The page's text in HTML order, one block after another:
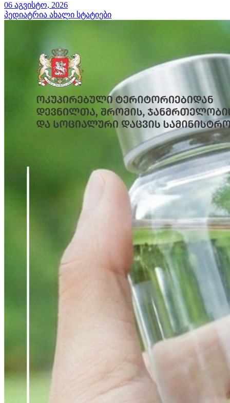
06 აგვისტო, 2026
პედიატრია ახალი სტატიები